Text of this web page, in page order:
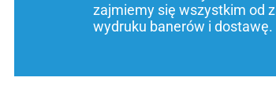
zajmiemy się wszystkim od
wydruku banerów i dostawę.